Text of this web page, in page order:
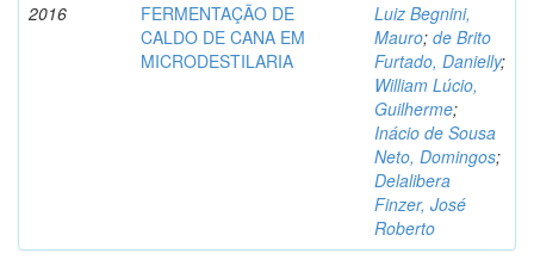
2016
FERMENTAÇÃO DE
CALDO DE CANA EM
MICRODESTILARIA
Luiz Begnini,
Mauro; de Brito
Furtado, Danielly;
William Lúcio,
Guilherme;
Inácio de Sousa
Neto, Domingos;
Delalibera
Finzer, José
Roberto